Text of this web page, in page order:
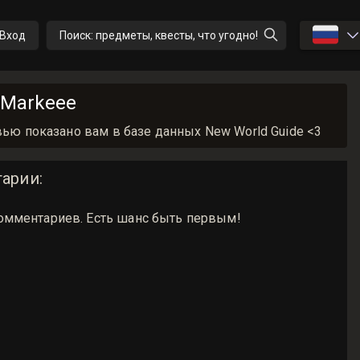
Поиск: предметы, квесты, что угодно! 🇷🇺
показано вам в базе данных New World Guide <3
:
Есть шанс быть первым!